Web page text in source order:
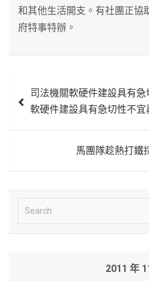
和其他生活開支。有社團正協
府特事特辦。
章
司法機關軟硬件建設具有
軟硬件建設具有急切性不宜
馬團隊趁熱打鐵
e
2011 年